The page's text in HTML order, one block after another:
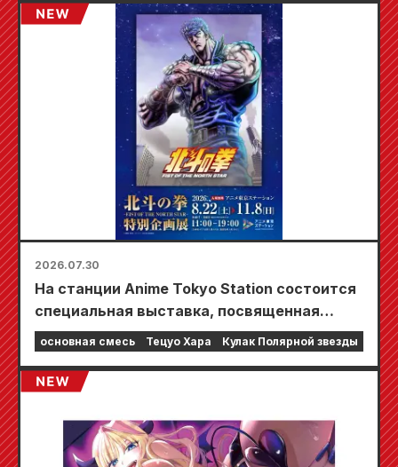
сможете получить специально
разработанную мини-карту (всего 4 вида)!
2026.07.30
На станции Anime Tokyo Station состоится
специальная выставка, посвященная
фильму «Кулак Северной звезды»!!
основная смесь Тецуо Хара Кулак Полярной звезды